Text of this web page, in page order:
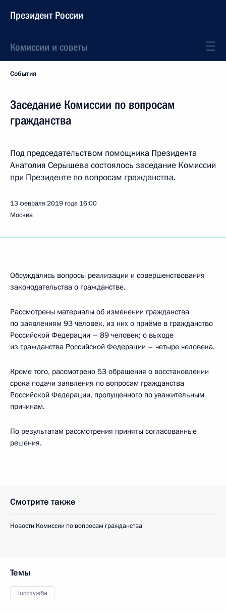
Президент России
Комиссии и советы
События
Заседание Комиссии по вопросам
гражданства
Под председательством помощника Президента
Анатолия Серышева состоялось заседание Комиссии
при Президенте по вопросам гражданства.
13 февраля 2019 года 16:00
Москва
Обсуждались вопросы реализации и совершенствования
законодательства о гражданстве.
Рассмотрены материалы об изменении гражданства
по заявлениям 93 человек, из них о приёме в гражданство
Российской Федерации – 89 человек; о выходе
из гражданства Российской Федерации – четыре человека.
Кроме того, рассмотрено 53 обращения о восстановлении
срока подачи заявления по вопросам гражданства
Российской Федерации, пропущенного по уважительным
причинам.
По результатам рассмотрения приняты согласованные
решения.
Смотрите также
Новости Комиссии по вопросам гражданства
Темы
Госслужба